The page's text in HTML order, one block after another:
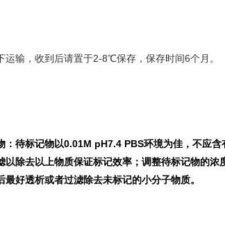
运输，收到后请置于2-8℃保存，保存时间6个月。
：待标记物以0.01M pH7.4 PBS环境为佳，不应
以除去以上物质保证标记效率；调整待标记物的
最好透析或者过滤除去未标记的小分子物质。